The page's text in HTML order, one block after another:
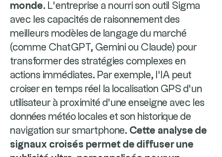
monde. L’entreprise a nourri son outil Sigma
avec les capacités de raisonnement des
meilleurs modèles de langage du marché
(comme ChatGPT, Gemini ou Claude) pour
transformer des stratégies complexes en
actions immédiates. Par exemple, l’IA peut
croiser en temps réel la localisation GPS d'un
utilisateur à proximité d'une enseigne avec les
données météo locales et son historique de
navigation sur smartphone. Cette analyse de
signaux croisés permet de diffuser une